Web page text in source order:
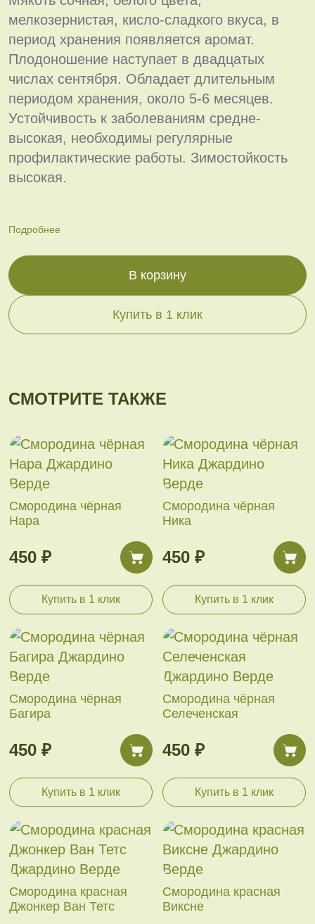
мелкозернистая, кисло-сладкого вкуса, в
период хранения появляется аромат.
Плодоношение наступает в двадцатых
числах сентября. Обладает длительным
периодом хранения, около 5-6 месяцев.
Устойчивость к заболеваниям средне-
высокая, необходимы регулярные
профилактические работы. Зимостойкость
высокая.
Подробнее
В корзину
Купить в 1 клик
СМОТРИТЕ ТАКЖЕ
Смородина чёрная
Нара
450 ₽
Купить в 1 клик
Смородина чёрная
Ника
450 ₽
Купить в 1 клик
Смородина чёрная
Багира
450 ₽
Купить в 1 клик
Смородина чёрная
Селеченская
450 ₽
Купить в 1 клик
Смородина красная
Джонкер Ван Тетс
Смородина красная
Виксне